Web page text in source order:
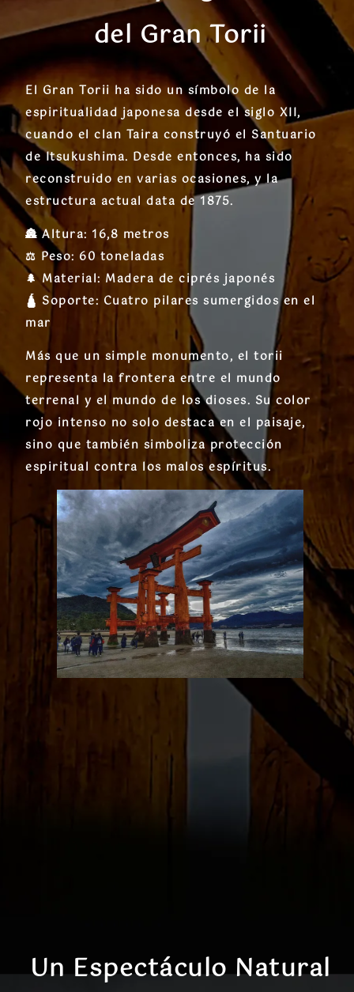
del Gran Torii
El Gran Torii ha sido un símbolo de la
espiritualidad japonesa desde elsiglo XII,
cuando el clan Taira construyó el Santuario
de Itsukushima. Desde entonces, ha sido
reconstruido en varias ocasiones, y la
estructura actual data de1875.
🏯Altura: 16,8 metros
⚖️ Peso: 60 toneladas
🌲 Material: Madera de ciprés japonés
🛕 Soporte: Cuatro pilares sumergidos en el
mar
Más que un simple monumento, el torii
representa la frontera entre el mundo
terrenal y el mundo de los dioses. Su color
rojo intenso no solo destaca en el paisaje,
sino que también simbolizaprotección
espiritual contra los malos espíritus.
Un Espectáculo Natural